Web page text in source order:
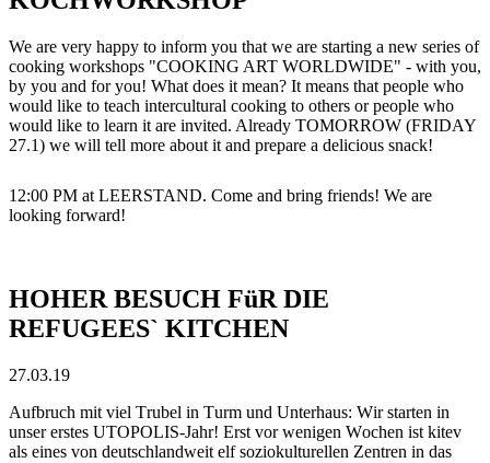
We are very happy to inform you that we are starting a new series of
cooking workshops "COOKING ART WORLDWIDE" - with you,
by you and for you! What does it mean? It means that people who
would like to teach intercultural cooking to others or people who
would like to learn it are invited. Already TOMORROW (FRIDAY
27.1) we will tell more about it and prepare a delicious snack!
12:00 PM at LEERSTAND. Come and bring friends! We are
looking forward!
HOHER BESUCH FüR DIE
REFUGEES` KITCHEN
27.03.19
Aufbruch mit viel Trubel in Turm und Unterhaus: Wir starten in
unser erstes UTOPOLIS-Jahr! Erst vor wenigen Wochen ist kitev
als eines von deutschlandweit elf soziokulturellen Zentren in das